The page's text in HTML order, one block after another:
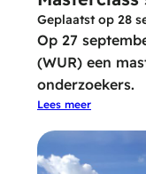
Geplaatst op 28
Op 27
(WUR) een
onderzoekers.
Lees meer